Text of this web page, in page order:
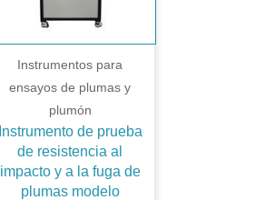
Instrumentos para
ensayos de plumas y
plumón
Instrumento de prueba
de resistencia al
impacto y a la fuga de
plumas modelo